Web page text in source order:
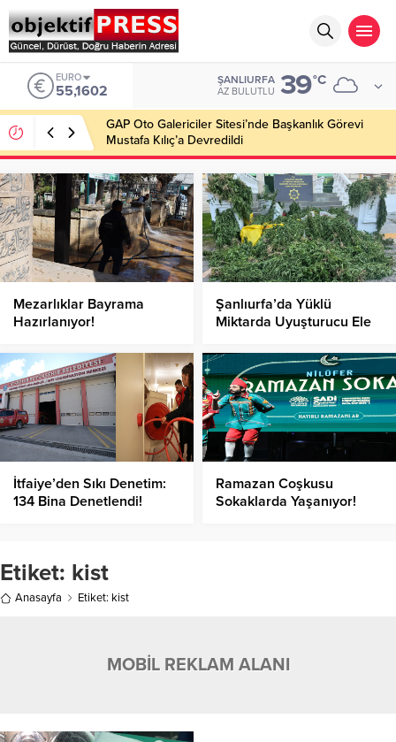
EURO
55,1602
ŞANLIURFA
AZ BULUTLU 39°C
GAP Oto Galericiler Sitesi’nde Başkanlık Görevi
Mustafa Kılıç’a Devredildi
Mezarlıklar Bayrama
Hazırlanıyor!
Şanlıurfa’da Yüklü
Miktarda Uyuşturucu Ele
İtfaiye’den Sıkı Denetim:
134 Bina Denetlendi!
Ramazan Coşkusu
Sokaklarda Yaşanıyor!
Etiket: kist
Anasayfa Etiket: kist
MOBİL REKLAM ALANI